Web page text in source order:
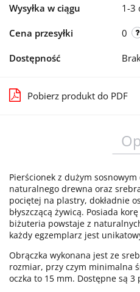
Wysyłka w ciągu 1-3
Cena przesyłki 0
Dostępność
Pobierz produkt do PDF
Pierścionek z dużym sosnowym
naturalnego drewna oraz
pociętej na plastry, dokładnie
błyszczącą żywicą. Posiada
biżuteria powstaje z
każdy egzemplarz jest
Obrączka wykonana jest ze
rozmiar, przy czym minimalna
oczka to 15 mm. Dostępne są